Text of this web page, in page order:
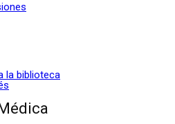
la biblioteca